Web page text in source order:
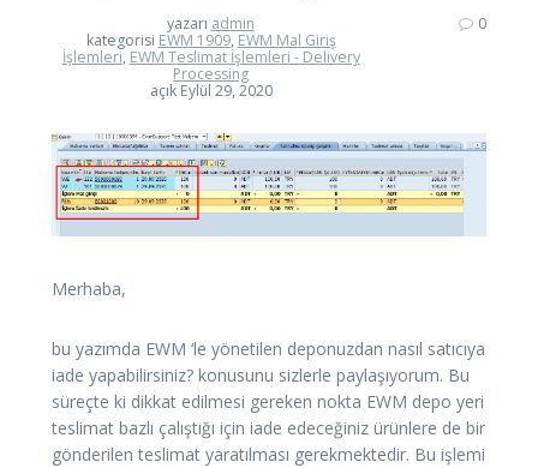
yazarı admin
kategorisi EWM 1909, EWM Mal Giriş
İşlemleri, EWM Teslimat İşlemleri - Delivery
Processing
açık Eylül 29, 2020
0
Merhaba,
bu yazımda EWM ‘le yönetilen deponuzdan nasıl satıcıya
iade yapabilirsiniz? konusunu sizlerle paylaşıyorum. Bu
süreçte ki dikkat edilmesi gereken nokta EWM depo yeri
teslimat bazlı çalıştığı için iade edeceğiniz ürünlere de bir
gönderilen teslimat yaratılması gerekmektedir. Bu işlemi